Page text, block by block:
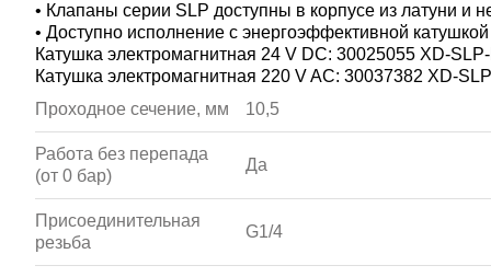
• Клапаны серии SLP доступны в корпусе из латуни и
• Доступно исполнение с энергоэффективной катушкой
Катушка электромагнитная 24 V DC: 30025055 XD-
Катушка электромагнитная 220 V AC: 30037382 XD-
Проходное сечение, мм
10,5
Работа без перепада
(от 0 бар)
Да
Присоединительная
резьба
G1/4